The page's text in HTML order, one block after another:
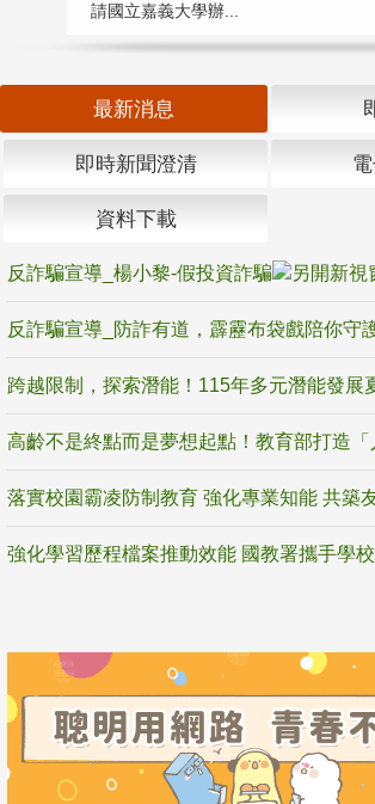
請國立嘉義大學辦...
最新消息
即時新聞澄清
資料下載
反詐騙宣導_楊小黎-假投資詐騙
落實校園霸凌防制教育 強化專業知能 共築